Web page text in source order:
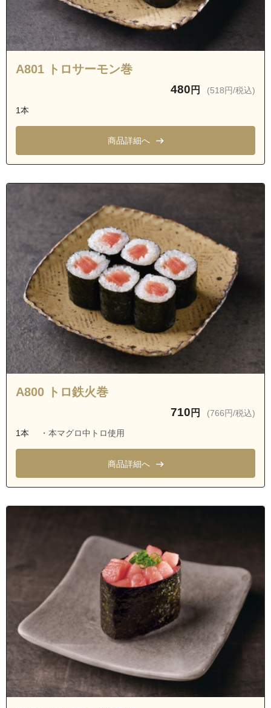
A801 トロサーモン巻
480 円 (518円/税込)
1本
商品詳細へ
A800 トロ鉄火巻
710 円 (766円/税込)
1本 ・本マグロ中トロ使用
商品詳細へ